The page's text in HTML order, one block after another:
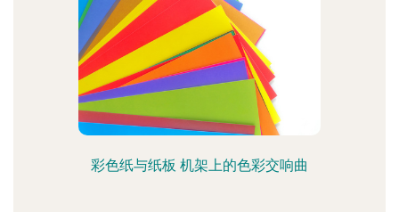
彩色纸与纸板 机架上的色彩交响曲